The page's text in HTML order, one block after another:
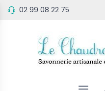
02 99 08 22 75